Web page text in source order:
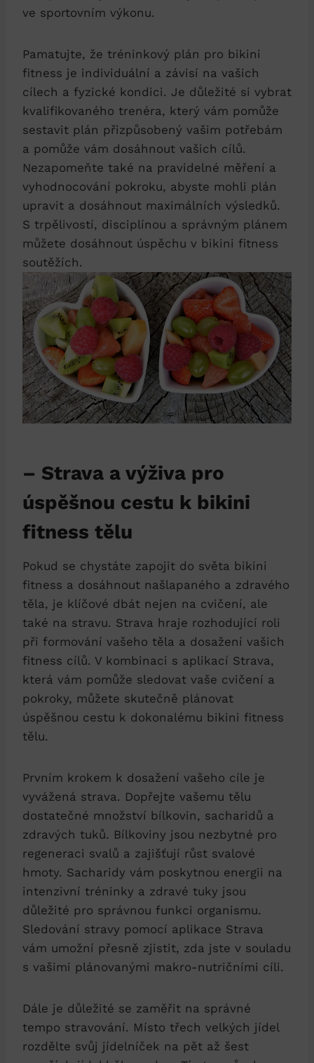
ve ⁣sportovním⁣ výkonu.
Pamatujte, ⁣že ⁢tréninkový plán pro ‍bikini
fitness je individuální‍ a závisí na vašich
cílech a fyzické kondici. Je⁢ důležité si vybrat
kvalifikovaného trenéra, který ‌vám pomůže
‍sestavit ​plán přizpůsobený vašim potřebám
a‍ pomůže vám dosáhnout vašich cílů.
⁢Nezapomeňte také na pravidelné měření a
vyhodnocování pokroku, abyste mohli ⁣plán
upravit a dosáhnout maximálních ‍výsledků.
S ⁤trpělivostí, disciplínou a​ správným⁣ plánem
můžete dosáhnout úspěchu v bikini fitness
soutěžích.
– ‍Strava a⁣ výživa pro
úspěšnou cestu‌ k bikini
‌fitness tělu
Pokud se chystáte zapojit‍ do světa bikini
fitness a dosáhnout našlapaného a⁣ zdravého
těla, je klíčové dbát nejen na cvičení, ale
také na stravu. Strava hraje⁤ rozhodující roli
při⁣ formování vašeho​ těla a dosažení vašich
fitness cílů. ‌V⁢ kombinaci s ‍aplikací⁤ Strava,
která vám pomůže sledovat vaše cvičení a‍
pokroky, můžete skutečně plánovat
úspěšnou cestu‌ k dokonalému bikini fitness
tělu.
Prvním krokem⁢ k dosažení vašeho cíle je
vyvážená strava. ⁣Dopřejte vašemu⁣ tělu
dostatečné množství bílkovin, sacharidů a
zdravých tuků. Bílkoviny jsou nezbytné pro
regeneraci svalů a⁢ zajišťují růst ⁤svalové‌
hmoty. ​Sacharidy ⁢vám ​poskytnou energii⁤ na
intenzivní tréninky a ​zdravé tuky jsou
důležité pro správnou funkci organismu.
Sledování stravy pomocí‌ aplikace Strava
vám umožní‍ přesně zjistit, zda jste v souladu
s vašimi plánovanými makro-nutričními cíli.
Dále je důležité se zaměřit na správné
tempo stravování. Místo třech⁣ velkých jídel
rozdělte svůj⁤ jídelníček na pět až šest ​